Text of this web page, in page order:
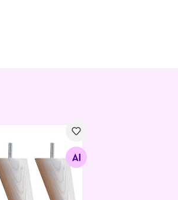
Saar retro 18 cm
Otsi sarnaseid